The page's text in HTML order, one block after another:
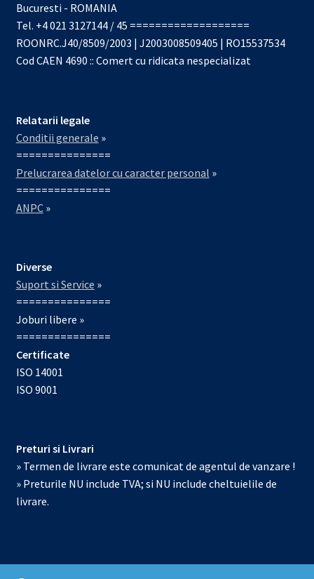
Bucuresti - ROMANIA
Tel. +4 021 3127144 / 45 ===================
ROONRC.J40/8509/2003 | J2003008509405 | RO15537534
Cod CAEN 4690 :: Comert cu ridicata nespecializat
Relatarii legale
Conditii generale »
===============
Prelucrarea datelor cu caracter personal »
===============
ANPC»
Diverse
Suport si Service »
===============
Joburi libere »
===============
Certificate
ISO 14001
ISO 9001
Preturi si Livrari
» Termen de livrare este comunicat de agentul de vanzare !
» Preturile NU include TVA; si NU include cheltuielile de
livrare.